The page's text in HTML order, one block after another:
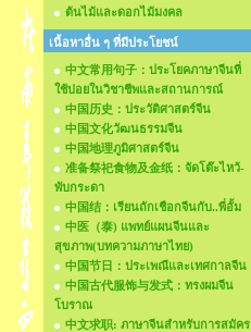
ต้นไม้และดอกไม้มงคล
เนื้อหาอื่น ๆ ที่มีประโยชน์
中文常用句子：ประโยคภาษาจีนที่
ใช้บ่อยในวิชาชีพและสถานการณ์
中国历史：ประวัติศาสตร์จีน
中国文化วัฒนธรรมจีน
中国地理ภูมิศาสตร์จีน
准备祭祀食物及金纸：จัดโต๊ะไหว้-
พับกระดา
中国结：เรียนถักเชือกจีนกับ..พี่อั้ม
中医（泰) แพทย์แผนจีนและ
สุขภาพ(บทความภาษาไทย)
中国节日：ประเพณีและเทศกาลจีน
中国古代服饰与发式：ทรงผมจีน
โบราณ
中文求职: ภาษาจีนสำหรับการสมัคร